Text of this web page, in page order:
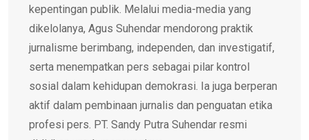
kepentingan publik. Melalui media-media yang
dikelolanya, Agus Suhendar mendorong praktik
jurnalisme berimbang, independen, dan investigatif,
serta menempatkan pers sebagai pilar kontrol
sosial dalam kehidupan demokrasi. Ia juga berperan
aktif dalam pembinaan jurnalis dan penguatan etika
profesi pers. PT. Sandy Putra Suhendar resmi